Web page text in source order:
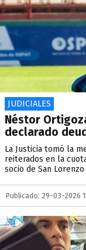
JUDICIALES
Néstor
declarado
La Justicia tomó la
reiterados en la
socio de San
Publicado: 29-03-2026